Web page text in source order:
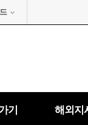
기 해외지